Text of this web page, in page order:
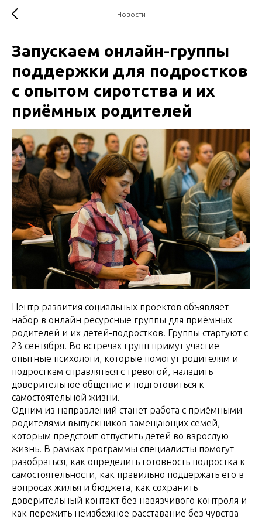
Новости
Запускаем онлайн-группы
поддержки для подростков
с опытом сиротства и их
приёмных родителей
Центр развития социальных проектов объявляет
набор в онлайн ресурсные группы для приёмных
родителей и их детей-подростков. Группы стартуют с
23 сентября. Во встречах групп примут участие
опытные психологи, которые помогут родителям и
подросткам справляться с тревогой, наладить
доверительное общение и подготовиться к
самостоятельной жизни.
Одним из направлений станет работа с приёмными
родителями выпускников замещающих семей,
которым предстоит отпустить детей во взрослую
жизнь. В рамках программы специалисты помогут
разобраться, как определить готовность подростка к
самостоятельности, как правильно поддержать его в
вопросах жилья и бюджета, как сохранить
доверительный контакт без навязчивого контроля и
как пережить неизбежное расставание без чувства